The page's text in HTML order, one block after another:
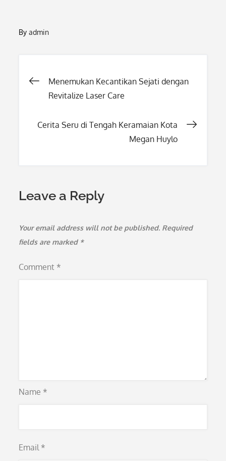
Byadmin
Post
Menemukan Kecantikan Sejati dengan
Revitalize Laser Care
Cerita Seru di Tengah Keramaian Kota
Megan Huylo
Leave a Reply
Your email address will not be published. Required
fields are marked *
Comment *
Name *
Email *